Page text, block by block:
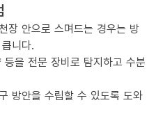
장 안으로 스며드는 경우는 방
니다.
을 전문 장비로 탐지하고 수분
방안을 수립할 수 있도록 도와